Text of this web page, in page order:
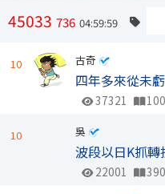
45033 736 04:59:59
10 古奇
四年多來從未
37321
10 吳
波段以日K抓
22001 390